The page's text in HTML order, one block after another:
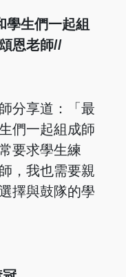
學生們一起組
恩老師//
分享道：「最
們一起組成師
要求學生練
，我也需要親
擇與鼓隊的學